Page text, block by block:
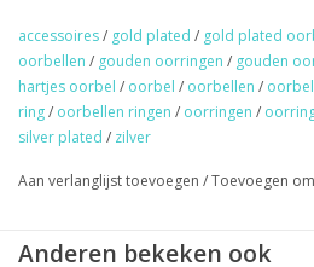
★GRATIS verzending vanaf €50,-
★ Sieraden & haaraccessoires
★ Werkdagen voor 17:00 uur besteld
★ Veilig en snel betalen
accessoires/ gold plated / gold plated
oorbellen / gouden oorringen / gouden
hartjes oorbel / oorbel / oorbellen /
ring/ oorbellen ringen / oorringen /
silver plated / zilver
Aan verlanglijst toevoegen /Toevoegen
Anderen bekeken ook